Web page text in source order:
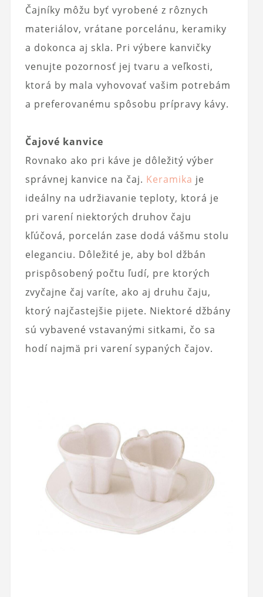
Čajníky môžu byť vyrobené z rôznych
materiálov, vrátane porcelánu, keramiky
a dokonca aj skla. Pri výbere kanvičky
venujte pozornosť jej tvaru a veľkosti,
ktorá by mala vyhovovať vašim potrebám
a preferovanému spôsobu prípravy kávy.
Čajové kanvice
Rovnako ako pri káve je dôležitý výber
správnej kanvice na čaj. Keramika je
ideálny na udržiavanie teploty, ktorá je
pri varení niektorých druhov čaju
kľúčová, porcelán zase dodá vášmu stolu
eleganciu. Dôležité je, aby bol džbán
prispôsobený počtu ľudí, pre ktorých
zvyčajne čaj varíte, ako aj druhu čaju,
ktorý najčastejšie pijete. Niektoré džbány
sú vybavené vstavanými sitkami, čo sa
hodí najmä pri varení sypaných čajov.